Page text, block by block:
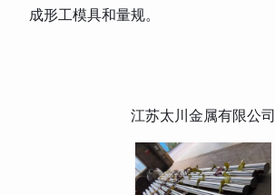
成形工模具和量规。
江苏太川金属有限公司